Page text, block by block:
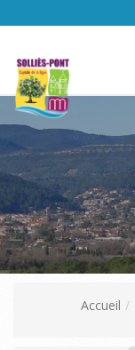
Accueil